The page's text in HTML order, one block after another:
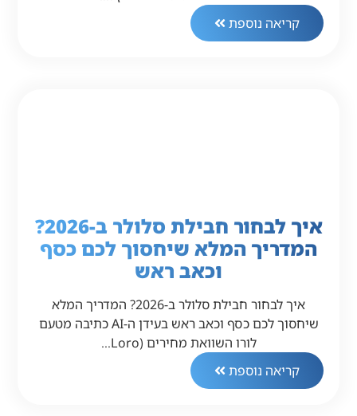
קריאה נוספת
איך לבחור חבילת סלולר ב-2026?
המדריך המלא שיחסוך לכם כסף
וכאב ראש
איך לבחור חבילת סלולר ב-2026? המדריך המלא
שיחסוך לכם כסף וכאב ראש בעידן ה-AI כתיבה מטעם
לורו השוואת מחירים (Loro…
קריאה נוספת